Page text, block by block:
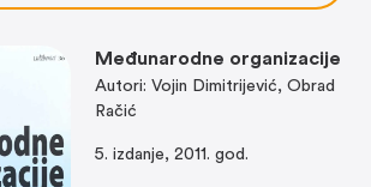
Međunarodne organizacije
Autori: Vojin Dimitrijević, Obrad
Račić
5. izdanje, 2011. god.